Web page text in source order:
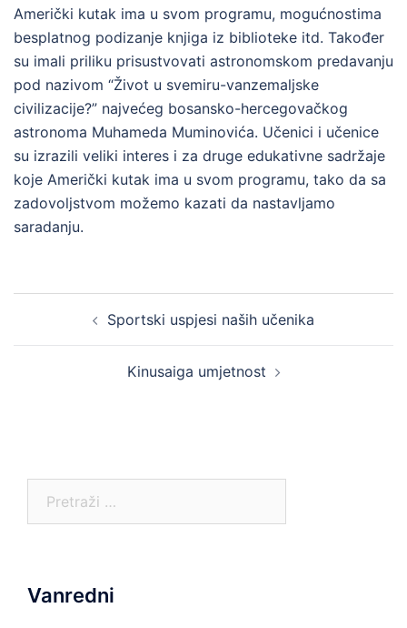
Američki kutak ima u svom programu, mogućnostima
besplatnog podizanje knjiga iz biblioteke itd. Također
su imali priliku prisustvovati astronomskom predavanju
pod nazivom “Život u svemiru-vanzemaljske
civilizacije?” najvećeg bosansko-hercegovačkog
astronoma Muhameda Muminovića. Učenici i učenice
su izrazili veliki interes i za druge edukativne sadržaje
koje Američki kutak ima u svom programu, tako da sa
zadovoljstvom možemo kazati da nastavljamo
saradanju.
navigationSportski uspjesi naših učenika
Kinusaiga umjetnost
Vanredni